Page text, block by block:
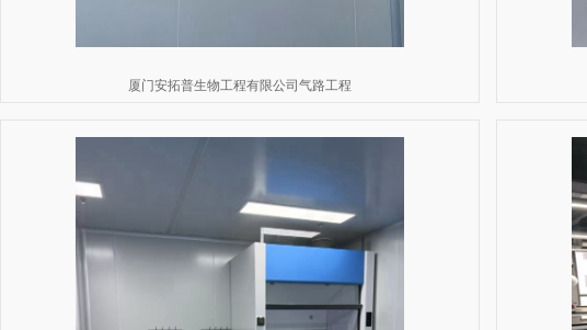
厦门安拓普生物工程有限公司气路工程